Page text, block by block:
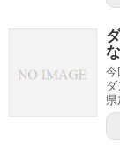
今